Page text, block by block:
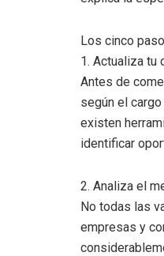
Los cinco
1. Actualiza tu
Antes de
según el
existen
identificar
2. Analiza el
No todas las
empresas y